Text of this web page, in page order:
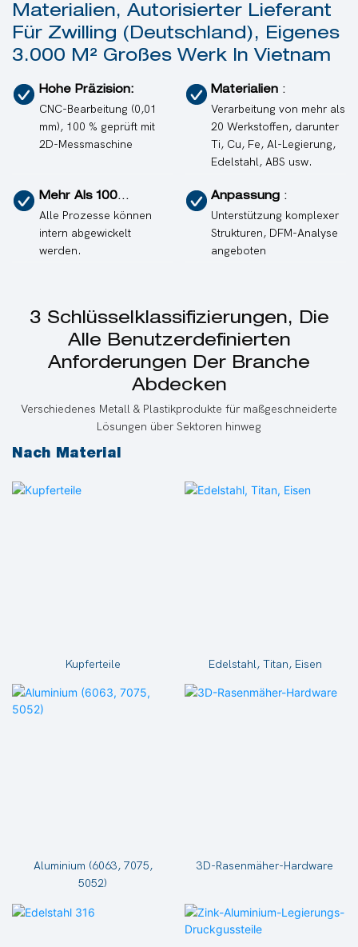
Materialien, Autorisierter Lieferant
Für Zwilling (Deutschland), Eigenes
3.000 M² Großes Werk In Vietnam
Hohe Präzision:
CNC-Bearbeitung (0,01
mm), 100 % geprüft mit
2D-Messmaschine
Materialien :
Verarbeitung von mehr als
20 Werkstoffen, darunter
Ti, Cu, Fe, Al-Legierung,
Edelstahl, ABS usw.
Mehr Als 100
Komplette
Ausrüstungsgegenst
Ände:
Alle Prozesse können
intern abgewickelt
werden.
Anpassung :
Unterstützung komplexer
Strukturen, DFM-Analyse
angeboten
3 Schlüsselklassifizierungen, Die
Alle Benutzerdefinierten
Anforderungen Der Branche
Abdecken
Verschiedenes Metall & Plastikprodukte für maßgeschneiderte
Lösungen über Sektoren hinweg
Nach Material
Kupferteile Edelstahl, Titan, Eisen
Aluminium (6063, 7075,
5052)
3D-Rasenmäher-Hardware